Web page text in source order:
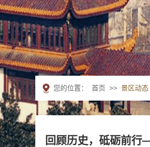
您的位置： 首页 >> 景区动态
回顾历史，砥砺前